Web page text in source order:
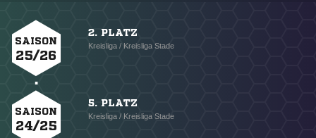
SAISON
25/26
2. PLATZ
Kreisliga / Kreisliga Stade
SAISON
24/25
5. PLATZ
Kreisliga / Kreisliga Stade